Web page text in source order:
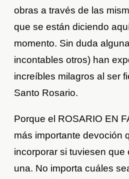
obras a través de las
que se están diciendo
momento. Sin duda
incontables otros) han
increíbles milagros al ser
Santo Rosario.
Porque el ROSARIO EN
más importante devoción
incorporar si tuviesen que
una. No importa cuáles